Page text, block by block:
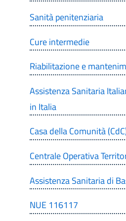
Sanità penitenziaria
Cure intermedie
Riabilitazione e
Assistenza Sanitaria
in Italia
Casa della Comunità
Centrale Operativa
Assistenza Sanitaria di
NUE 116117